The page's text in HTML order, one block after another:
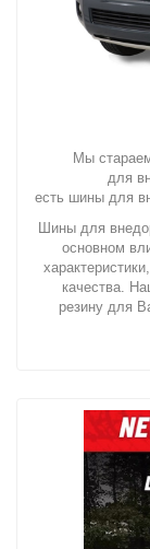
Мы
для
есть шины для
Шины для
основном
качества.
резину для